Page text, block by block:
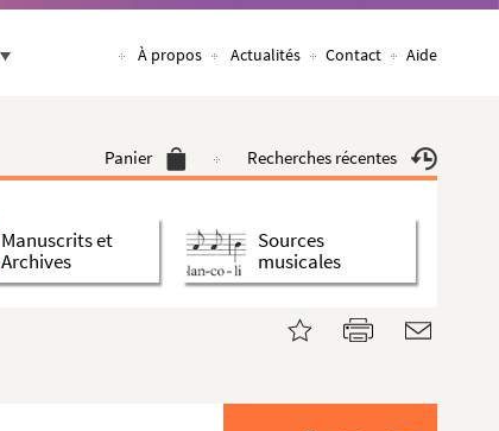
À propos Actualités Contact Aide
Panier Recherches récentes
Manuscrits et
Archives
Sources
musicales